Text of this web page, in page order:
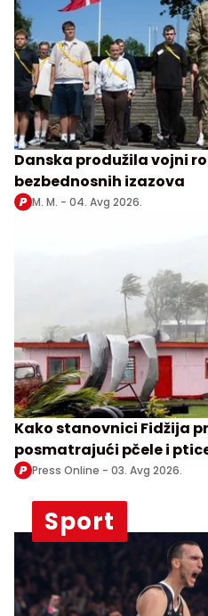
Danska produžila vojni
bezbednosnih izazova
M. M. - 04. Avg 2026.
Kako stanovnici Fidžija
posmatrajući pčele i
Press Online - 03. Avg 2026.
Sport